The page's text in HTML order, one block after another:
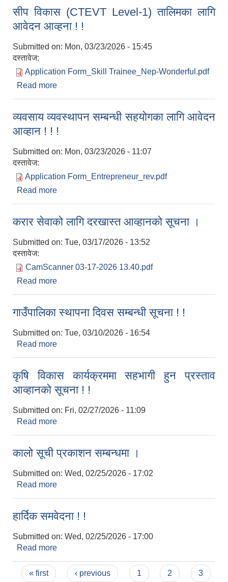
सीप विकास (CTEVT Level-1) तालिमका लागि
आवेदन आव्हना ! !
Submitted on: Mon, 03/23/2026 - 15:45
दस्तावेज:
Application Form_Skill Trainee_Nep-Wonderful.pdf
Read more
व्यवसाय व्यवस्थापन सम्बन्धी सहयोगका लागि आवेदन
आव्हान ! ! !
Submitted on: Mon, 03/23/2026 - 11:07
दस्तावेज:
Application Form_Entrepreneur_rev.pdf
Read more
करार सेवाको लागि दरखास्त आव्हानको सूचना ।
Submitted on: Tue, 03/17/2026 - 13:52
दस्तावेज:
CamScanner 03-17-2026 13.40.pdf
Read more
गाउँपालिका स्थापना दिवस सम्बन्धी सूचना ! !
Submitted on: Tue, 03/10/2026 - 16:54
Read more
कृषि विकास कार्यक्रममा सहभागी हुन प्रस्ताव
आव्हानको सूचना ! !
Submitted on: Fri, 02/27/2026 - 11:09
Read more
कालो सूची प्रकाशन सम्बन्धमा ।
Submitted on: Wed, 02/25/2026 - 17:02
Read more
हार्दिक समवेदना ! !
Submitted on: Wed, 02/25/2026 - 17:00
Read more
Pages
« first ‹ previous 1 2
3